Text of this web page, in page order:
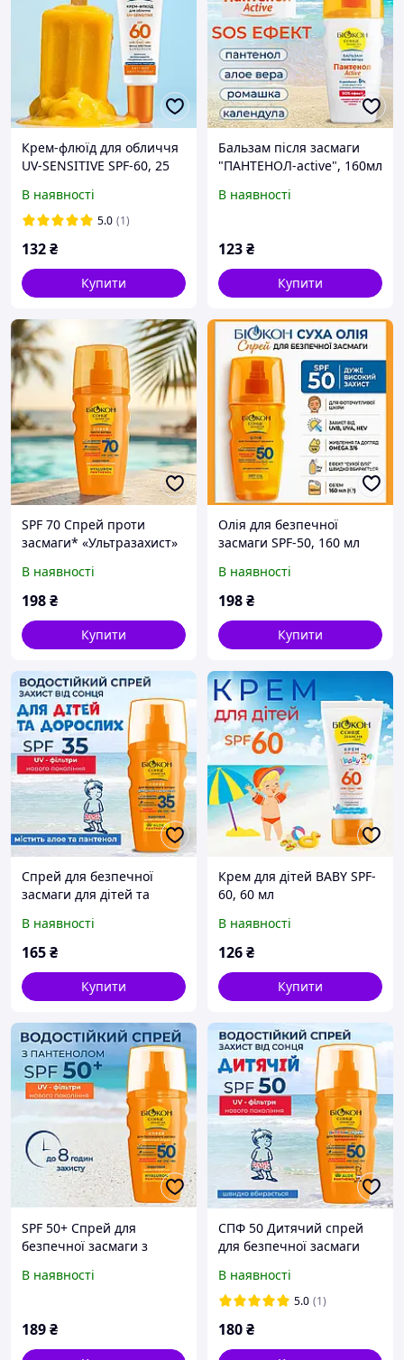
Крем-флюїд для обличчя
UV-SENSITIVE SPF-60, 25
В наявності
5.0 (1)
132₴
Купити
Бальзам після засмаги
"ПАНТЕНОЛ-active", 160мл
В наявності
123₴
Купити
SPF 70 Спрей проти
засмаги* «Ультразахист»
В наявності
198₴
Купити
Олія для безпечної
засмаги SPF-50, 160 мл
В наявності
198₴
Купити
Спрей для безпечної
засмаги для дітей та
В наявності
165₴
Купити
Крем для дітей BABY SPF-
60, 60 мл
В наявності
126₴
Купити
SPF 50+ Спрей для
безпечної засмаги з
екран» 160 мл.
В наявності
189₴
СПФ 50 Дитячий спрей
для безпечної засмаги
В наявності
5.0 (1)
180₴